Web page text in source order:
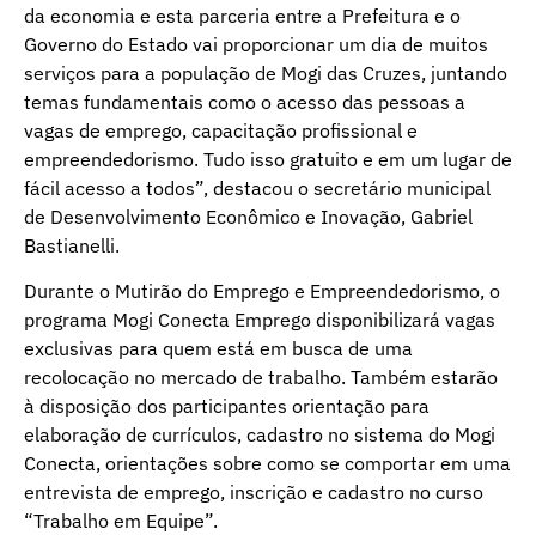
da economia e esta parceria entre a Prefeitura e o
Governo do Estado vai proporcionar um dia de muitos
serviços para a população de Mogi das Cruzes, juntando
temas fundamentais como o acesso das pessoas a
vagas de emprego, capacitação profissional e
empreendedorismo. Tudo isso gratuito e em um lugar de
fácil acesso a todos”, destacou o secretário municipal
de Desenvolvimento Econômico e Inovação, Gabriel
Bastianelli.
Durante o Mutirão do Emprego e Empreendedorismo, o
programa Mogi Conecta Emprego disponibilizará vagas
exclusivas para quem está em busca de uma
recolocação no mercado de trabalho. Também estarão
à disposição dos participantes orientação para
elaboração de currículos, cadastro no sistema do Mogi
Conecta, orientações sobre como se comportar em uma
entrevista de emprego, inscrição e cadastro no curso
“Trabalho em Equipe”.